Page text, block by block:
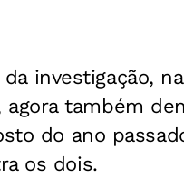
investigação,
também
do ano
os dois.